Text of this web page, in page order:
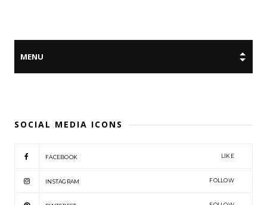
SOCIAL MEDIA ICONS
FACEBOOK LIKE
INSTAGRAM FOLLOW